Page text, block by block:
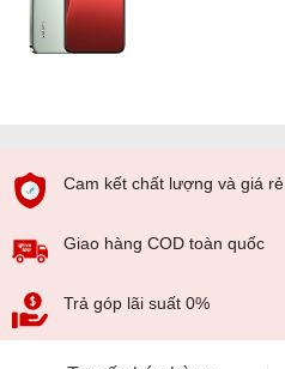
Cam kết chất lượng và giá rẻ
Giao hàng COD toàn quốc
Trả góp lãi suất 0%